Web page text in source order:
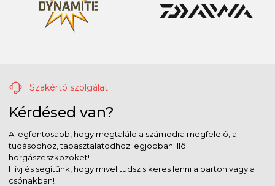
Szakértő szolgálat
Kérdésed van?
A legfontosabb, hogy megtaláld a számodra megfelelő, a
tudásodhoz, tapasztalatodhoz legjobban illő
horgászeszközöket!
Hívj és segítünk, hogy mivel tudsz sikeres lenni a parton vagy a
csónakban!